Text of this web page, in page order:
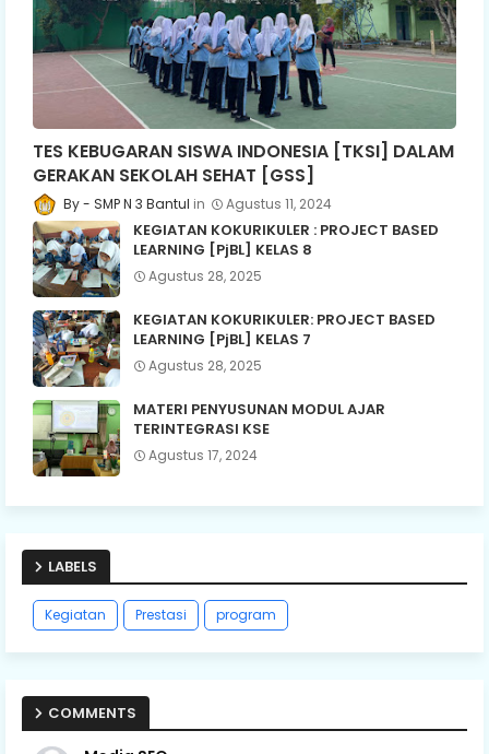
TES KEBUGARAN SISWA INDONESIA [TKSI] DALAM
GERAKAN SEKOLAH SEHAT [GSS]
SMP N 3 Bantul Agustus 11, 2024
KEGIATAN KOKURIKULER : PROJECT BASED
LEARNING [PjBL] KELAS 8
Agustus 28, 2025
KEGIATAN KOKURIKULER: PROJECT BASED
LEARNING [PjBL] KELAS 7
Agustus 28, 2025
MATERI PENYUSUNAN MODUL AJAR
TERINTEGRASI KSE
Agustus 17, 2024
LABELS
Kegiatan Prestasi program
COMMENTS